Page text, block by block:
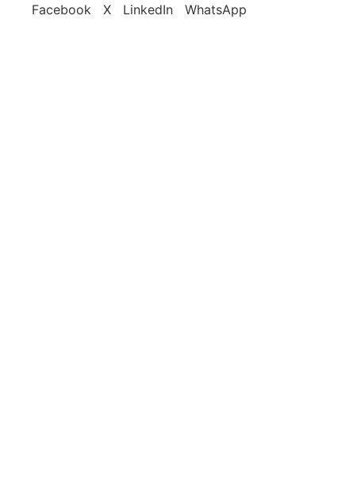
Facebook X LinkedIn WhatsApp